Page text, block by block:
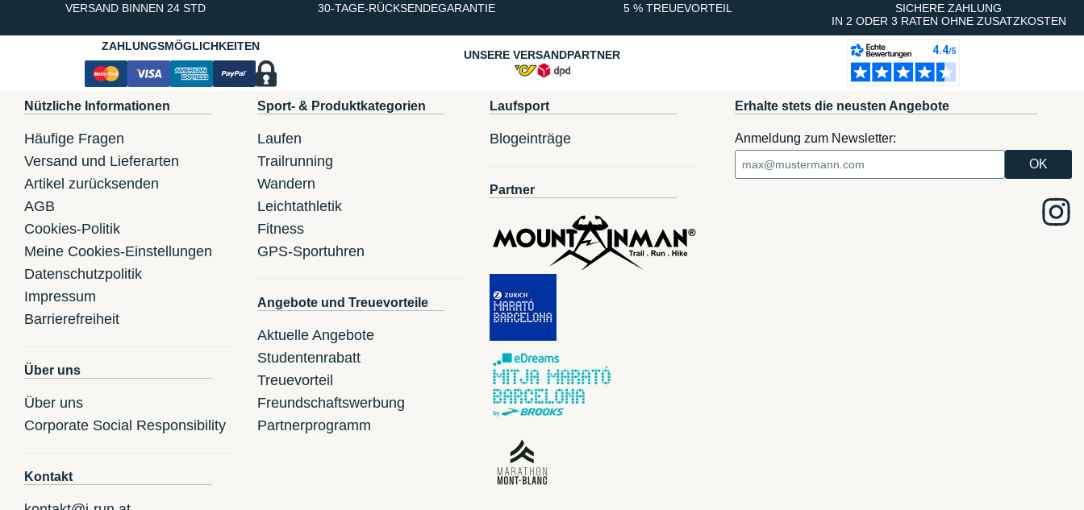
VERSAND BINNEN 24 STD 30-TAGE-RÜCKSENDEGARANTIE 5 % TREUEVORTEIL
SICHERE ZAHLUNG
IN 2 ODER 3 RATEN OHNE ZUSATZKOSTEN
ZAHLUNGSMÖGLICHKEITEN
UNSERE VERSANDPARTNER
Nützliche Informationen
Häufige Fragen
Versand und Lieferarten
Artikel zurücksenden
AGB
Cookies-Politik
Meine Cookies-Einstellungen
Datenschutzpolitik
Impressum
Barrierefreiheit
Über uns
Über uns
Corporate Social Responsibility
Kontakt
Sport- & Produktkategorien
Laufen
Trailrunning
Wandern
Leichtathletik
Fitness
GPS-Sportuhren
Angebote und Treuevorteile
Aktuelle Angebote
Studentenrabatt
Treuevorteil
Freundschaftswerbung
Partnerprogramm
Laufsport
Blogeinträge
Partner
Erhalte stets die neusten Angebote
Anmeldung zum Newsletter: